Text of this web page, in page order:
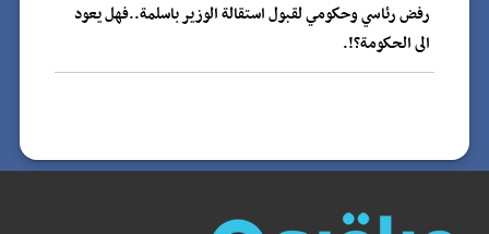
رفض رئاسي وحكومي لقبول استقالة الوزير باسلمة..فهل يعود
الى الحكومة؟!.